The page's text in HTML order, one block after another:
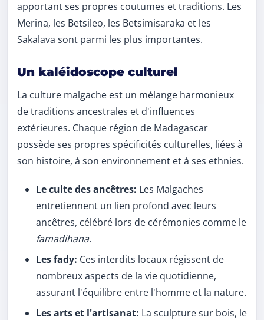
apportant ses propres coutumes et traditions. Les
Merina, les Betsileo, les Betsimisaraka et les
Sakalava sont parmi les plus importantes.
Un kaléidoscope culturel
La culture malgache est un mélange harmonieux
de traditions ancestrales et d'influences
extérieures. Chaque région de Madagascar
possède ses propres spécificités culturelles, liées à
son histoire, à son environnement et à ses ethnies.
Le culte des ancêtres: Les Malgaches
entretiennent un lien profond avec leurs
ancêtres, célébré lors de cérémonies comme le
famadihana.
Les fady: Ces interdits locaux régissent de
nombreux aspects de la vie quotidienne,
assurant l'équilibre entre l'homme et la nature.
Les arts et l'artisanat: La sculpture sur bois, le